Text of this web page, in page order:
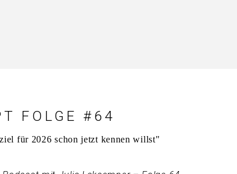
FOLGE #64
für 2026 schon jetzt kennen willst"